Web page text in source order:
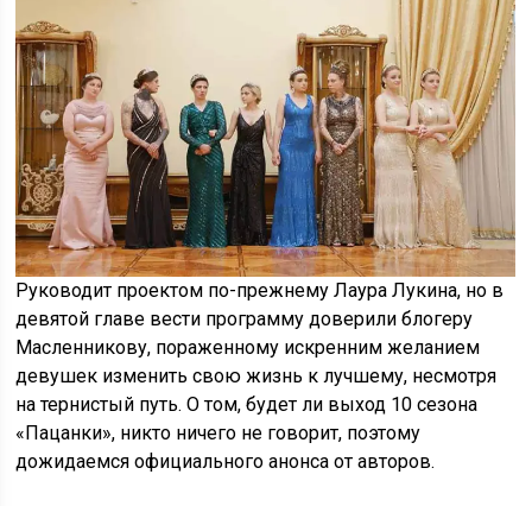
Руководит проектом по-прежнему Лаура Лукина, но в
девятой главе вести программу доверили блогеру
Масленникову, пораженному искренним желанием
девушек изменить свою жизнь к лучшему, несмотря
на тернистый путь. О том, будет ли выход 10 сезона
«Пацанки», никто ничего не говорит, поэтому
дожидаемся официального анонса от авторов.